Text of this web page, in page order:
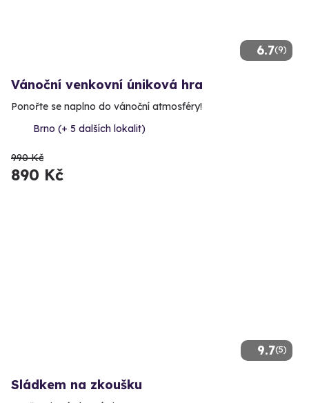
6.7(9)
Vánoční venkovní úniková hra
Ponořte se naplno do vánoční atmosféry!
Brno (+ 5 dalších lokalit)
990 Kč
890 Kč
9.7(5)
Sládkem na zkoušku